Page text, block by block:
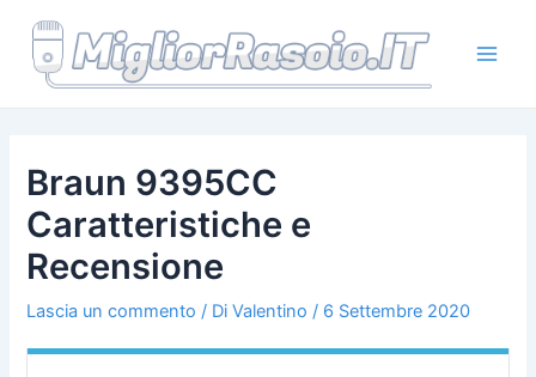
contenuto
Braun 9395CC
Caratteristiche e
Recensione
Lascia un commento / DiValentino / 6 Settembre 2020